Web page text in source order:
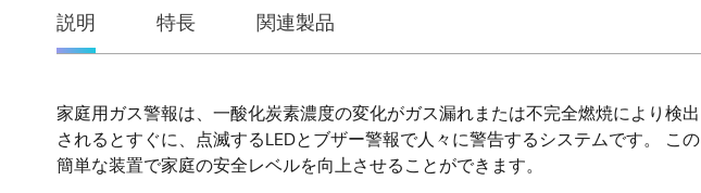
概
説明 特長 関連製品
説
明
家庭用ガス警報は、一酸化炭素濃度の変化がガス漏れまたは不完全燃焼により検出
されるとすぐに、点滅するLEDとブザー警報で人々に警告するシステムです。 この
簡単な装置で家庭の安全レベルを向上させることができます。